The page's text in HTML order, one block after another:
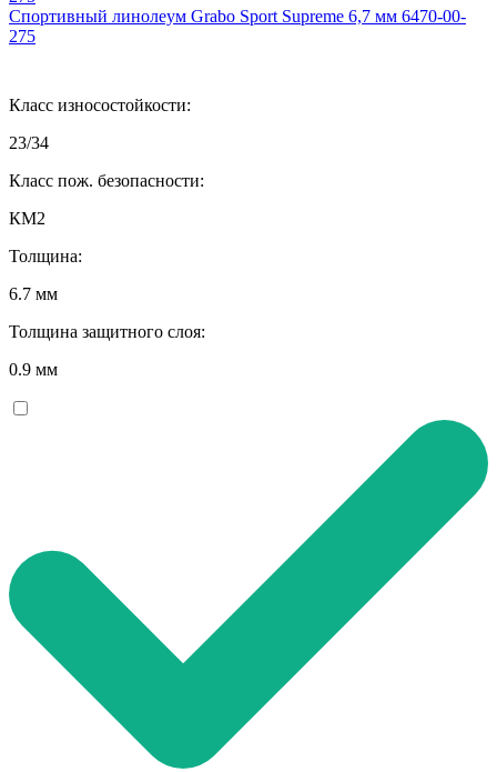
Спортивный линолеум Grabo Sport Supreme 6,7 мм 6470-00-
275
Класс износостойкости:
23/34
Класс пож. безопасности:
КМ2
Толщина:
6.7 мм
Толщина защитного слоя:
0.9 мм